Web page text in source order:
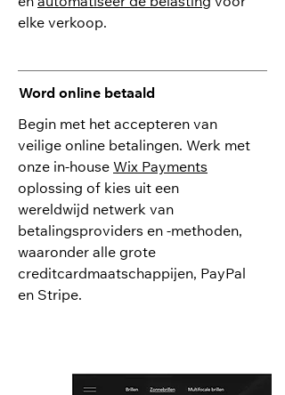
elke verkoop.
Word online betaald
Begin met het accepteren van
veilige online betalingen. Werk met
onze in-house Wix Payments
oplossing of kies uit een
wereldwijd netwerk van
betalingsproviders en -methoden,
waaronder alle grote
creditcardmaatschappijen, PayPal
en Stripe.